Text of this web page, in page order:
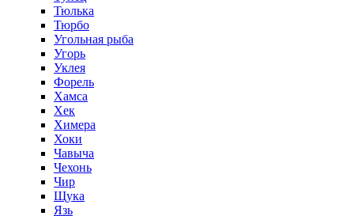
Тюлька
Тюрбо
Угольная рыба
Угорь
Уклея
Форель
Хамса
Хек
Химера
Хоки
Чавыча
Чехонь
Чир
Щука
Язь